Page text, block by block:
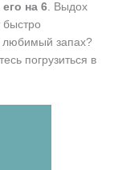
на 6. Выдох
быстро
любимый запах?
погрузиться в